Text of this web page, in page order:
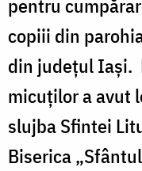
pentru
copiii din
din judeţul Iaşi.
micuţilor a avut
slujba Sfintei
Biserica